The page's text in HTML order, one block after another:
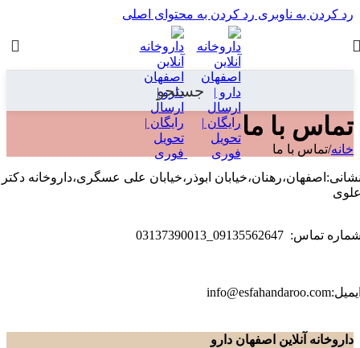
رد کردن به ناوبری رد کردن به محتوای اصلی
جستجو
تماس با ما
خانه/تماس با ما
ابوذر،خیابان علی عسگری،داروخانه دکتر
شماره تماس: 09135562647_03137390013
ایمیل:info@esfahandaroo.com
داروخانه آنلاین اصفهان دارو